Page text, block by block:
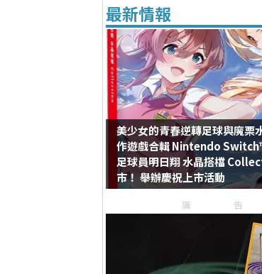
最新情報
美少女的青春逆轉足球與魔栗
作遊戲合輯 Nintendo
足球員明日翔 水晶搭檔
市！ 舉辦慶祝上市活動
廣